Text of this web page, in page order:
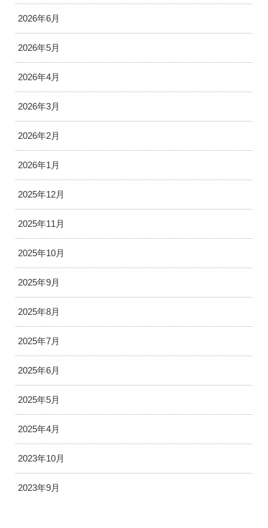
2026年6月
2026年5月
2026年4月
2026年3月
2026年2月
2026年1月
2025年12月
2025年11月
2025年10月
2025年9月
2025年8月
2025年7月
2025年6月
2025年5月
2025年4月
2023年10月
2023年9月